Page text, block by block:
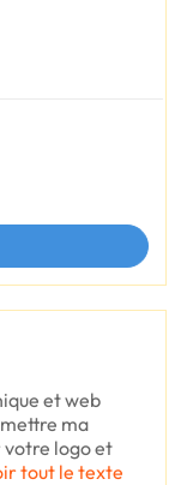
et web
ma
logo et
tout le texte